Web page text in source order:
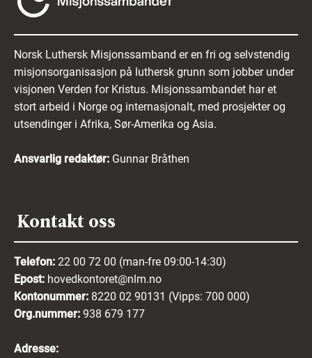
Norsk Luthersk Misjonssamband er en fri og selvstendig
misjonsorganisasjon på luthersk grunn som jobber under
visjonen Verden for Kristus. Misjonssambandet har et
stort arbeid i Norge og internasjonalt, med prosjekter og
utsendinger i Afrika, Sør-Amerika og Asia.
Ansvarlig redaktør: Gunnar Bråthen
Kontakt oss
Telefon: 22 00 72 00 (man-fre 09:00-14:30)
Epost: hovedkontoret@nlm.no
Kontonummer: 8220 02 90131 (Vipps: 700 000)
Org.nummer: 938 679 177
Adresse: